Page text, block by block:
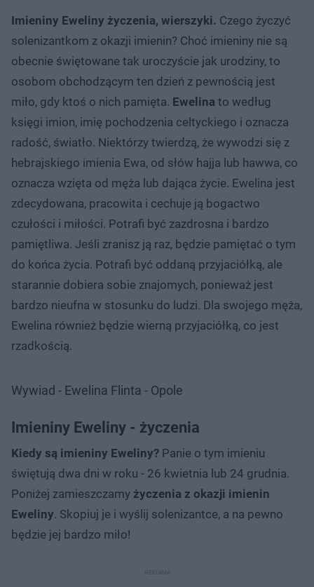
Imieniny Eweliny życzenia, wierszyki. Czego życzyć
solenizantkom z okazji imienin? Choć imieniny nie są
obecnie świętowane tak uroczyście jak urodziny, to
osobom obchodzącym ten dzień z pewnością jest
miło, gdy ktoś o nich pamięta. Ewelina to według
księgi imion, imię pochodzenia celtyckiego i oznacza
radość, światło. Niektórzy twierdzą, że wywodzi się z
hebrajskiego imienia Ewa, od słów hajja lub hawwa, co
oznacza wzięta od męża lub dająca życie. Ewelina jest
zdecydowana, pracowita i cechuje ją bogactwo
czułości i miłości. Potrafi być zazdrosna i bardzo
pamiętliwa. Jeśli zranisz ją raz, będzie pamiętać o tym
do końca życia. Potrafi być oddaną przyjaciółką, ale
starannie dobiera sobie znajomych, ponieważ jest
bardzo nieufna w stosunku do ludzi. Dla swojego męża,
Ewelina również będzie wierną przyjaciółką, co jest
rzadkością.
Wywiad - Ewelina Flinta - Opole
Imieniny Eweliny - życzenia
Kiedy są imieniny Eweliny? Panie o tym imieniu
świętują dwa dni w roku - 26 kwietnia lub 24 grudnia.
Poniżej zamieszczamy życzenia z okazji imienin
Eweliny. Skopiuj je i wyślij solenizantce, a na pewno
będzie jej bardzo miło!